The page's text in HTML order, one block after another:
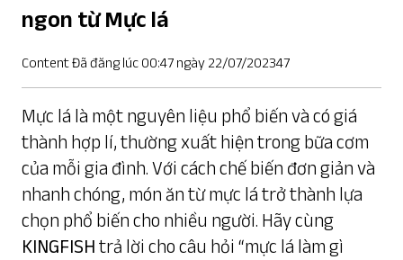
ngon từ Mực lá
Content Đã đăng lúc 00:47 ngày 22/07/202347
Mực lá là một nguyên liệu phổ biến và có giá
thành hợp lí, thường xuất hiện trong bữa cơm
của mỗi gia đình. Với cách chế biến đơn giản và
nhanh chóng, món ăn từ mực lá trở thành lựa
chọn phổ biến cho nhiều người. Hãy cùng
KINGFISH trả lời cho câu hỏi “mực lá làm gì